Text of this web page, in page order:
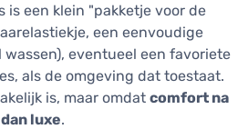
is een klein "pakketje voor de
een eenvoudige
wassen), eventueel een favoriete
als de omgeving dat toestaat.
is, maar omdat comfort na
luxe.